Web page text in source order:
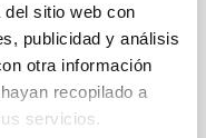
del sitio web con
publicidad y análisis
otra información
recopilado a
servicios.
celebrada
(España),
Central del CTAO
CTAO , el
de Astrofísica de
el avance